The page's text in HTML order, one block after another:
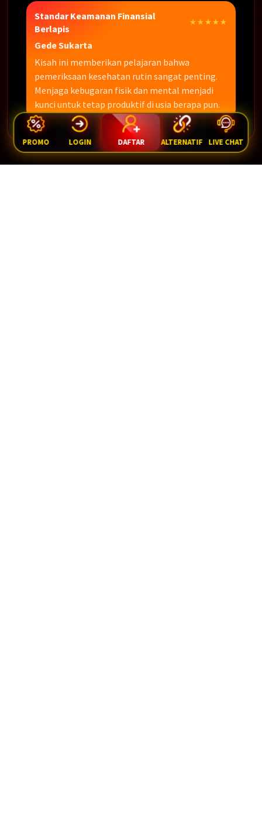
Standar Keamanan Finansial
Berlapis
★★★★★
Gede Sukarta
Kisah ini memberikan pelajaran bahwa
pemeriksaan kesehatan rutin sangat penting.
Menjaga kebugaran fisik dan mental menjadi
kunci untuk tetap produktif di usia berapa pun.
PROMO LOGIN DAFTAR ALTERNATIF LIVE CHAT